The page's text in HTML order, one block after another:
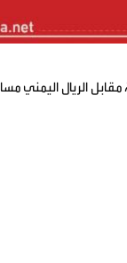
اليمني مساء اليوم